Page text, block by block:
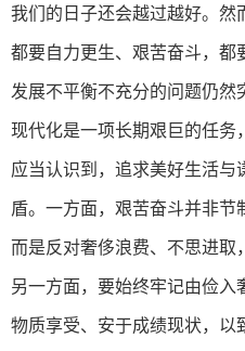
我们的日子还会越过越好。然
都要自力更生、艰苦奋斗，
发展不平衡不充分的问题仍
现代化是一项长期艰巨的任务
应当认识到，追求美好生活与
盾。一方面，艰苦奋斗并非节
而是反对奢侈浪费、不思进取
另一方面，要始终牢记由俭
物质享受、安于成绩现状，